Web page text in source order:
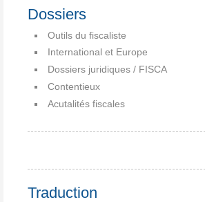
Dossiers
Outils du fiscaliste
International et Europe
Dossiers juridiques / FISCA
Contentieux
Acutalités fiscales
Traduction